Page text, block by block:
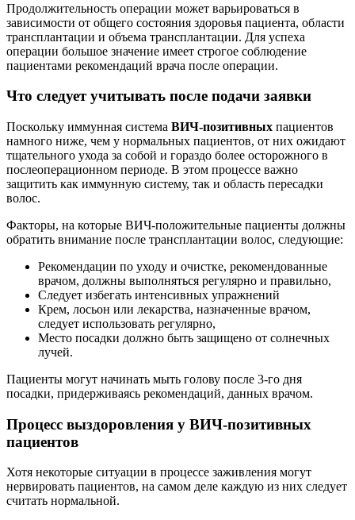
Продолжительность операции может варьироваться в
зависимости от общего состояния здоровья пациента, области
трансплантации и объема трансплантации. Для успеха
операции большое значение имеет строгое соблюдение
пациентами рекомендаций врача после операции.
Что следует учитывать после подачи заявки
Поскольку иммунная система ВИЧ-позитивных пациентов
намного ниже, чем у нормальных пациентов, от них ожидают
тщательного ухода за собой и гораздо более осторожного в
послеоперационном периоде. В этом процессе важно
защитить как иммунную систему, так и область пересадки
волос.
Факторы, на которые ВИЧ-положительные пациенты должны
обратить внимание после трансплантации волос, следующие:
Рекомендации по уходу и очистке, рекомендованные
врачом, должны выполняться регулярно и правильно,
Следует избегать интенсивных упражнений
Крем, лосьон или лекарства, назначенные врачом,
следует использовать регулярно,
Место посадки должно быть защищено от солнечных
лучей.
Пациенты могут начинать мыть голову после 3-го дня
посадки, придерживаясь рекомендаций, данных врачом.
Процесс выздоровления у ВИЧ-позитивных
пациентов
Хотя некоторые ситуации в процессе заживления могут
нервировать пациентов, на самом деле каждую из них следует
считать нормальной.